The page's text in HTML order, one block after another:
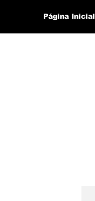
Página Inicial